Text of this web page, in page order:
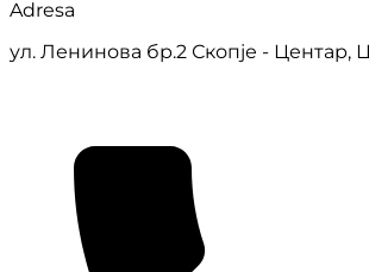
Adresa
ул. Ленинова бр.2 Скопје - Центар,